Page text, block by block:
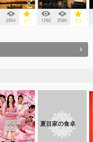
2954 3.7 1292 2580 3.2
夏目家の食卓